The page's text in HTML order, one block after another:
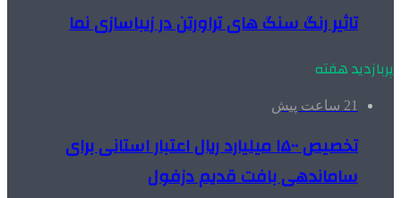
تاثیر رنگ سنگ های تراورتن در زیباسازی نما
پربازدید هفته
21 ساعت پیش
تخصیص ۱۵۰۰ میلیارد ریال اعتبار استانی برای
ساماندهی بافت قدیم دزفول